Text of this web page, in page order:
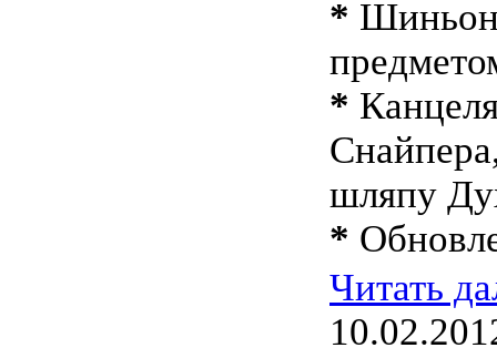
* Шиньон
*
шляпу
*
Читать